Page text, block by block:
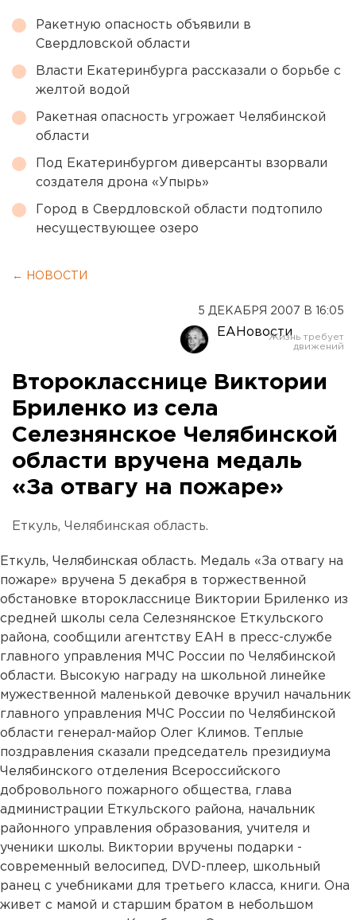
Ракетную опасность объявили в
Свердловской области
Власти Екатеринбурга рассказали о борьбе с
желтой водой
Ракетная опасность угрожает Челябинской
области
Под Екатеринбургом диверсанты взорвали
создателя дрона «Упырь»
Город в Свердловской области подтопило
несуществующее озеро
← НОВОСТИ
5 ДЕКАБРЯ 2007 В 16:05
ЕАНовости
Второкласснице Виктории
Бриленко из села
Селезнянское Челябинской
области вручена медаль
«За отвагу на пожаре»
Еткуль, Челябинская область.
Еткуль, Челябинская область. Медаль «За отвагу на
пожаре» вручена 5 декабря в торжественной
обстановке второкласснице Виктории Бриленко из
средней школы села Селезнянское Еткульского
района, сообщили агентству ЕАН в пресс-службе
главного управления МЧС России по Челябинской
области. Высокую награду на школьной линейке
мужественной маленькой девочке вручил начальник
главного управления МЧС России по Челябинской
области генерал-майор Олег Климов. Теплые
поздравления сказали председатель президиума
Челябинского отделения Всероссийского
добровольного пожарного общества, глава
администрации Еткульского района, начальник
районного управления образования, учителя и
ученики школы. Виктории вручены подарки -
современный велосипед, DVD-плеер, школьный
ранец с учебниками для третьего класса, книги. Она
живет с мамой и старшим братом в небольшом